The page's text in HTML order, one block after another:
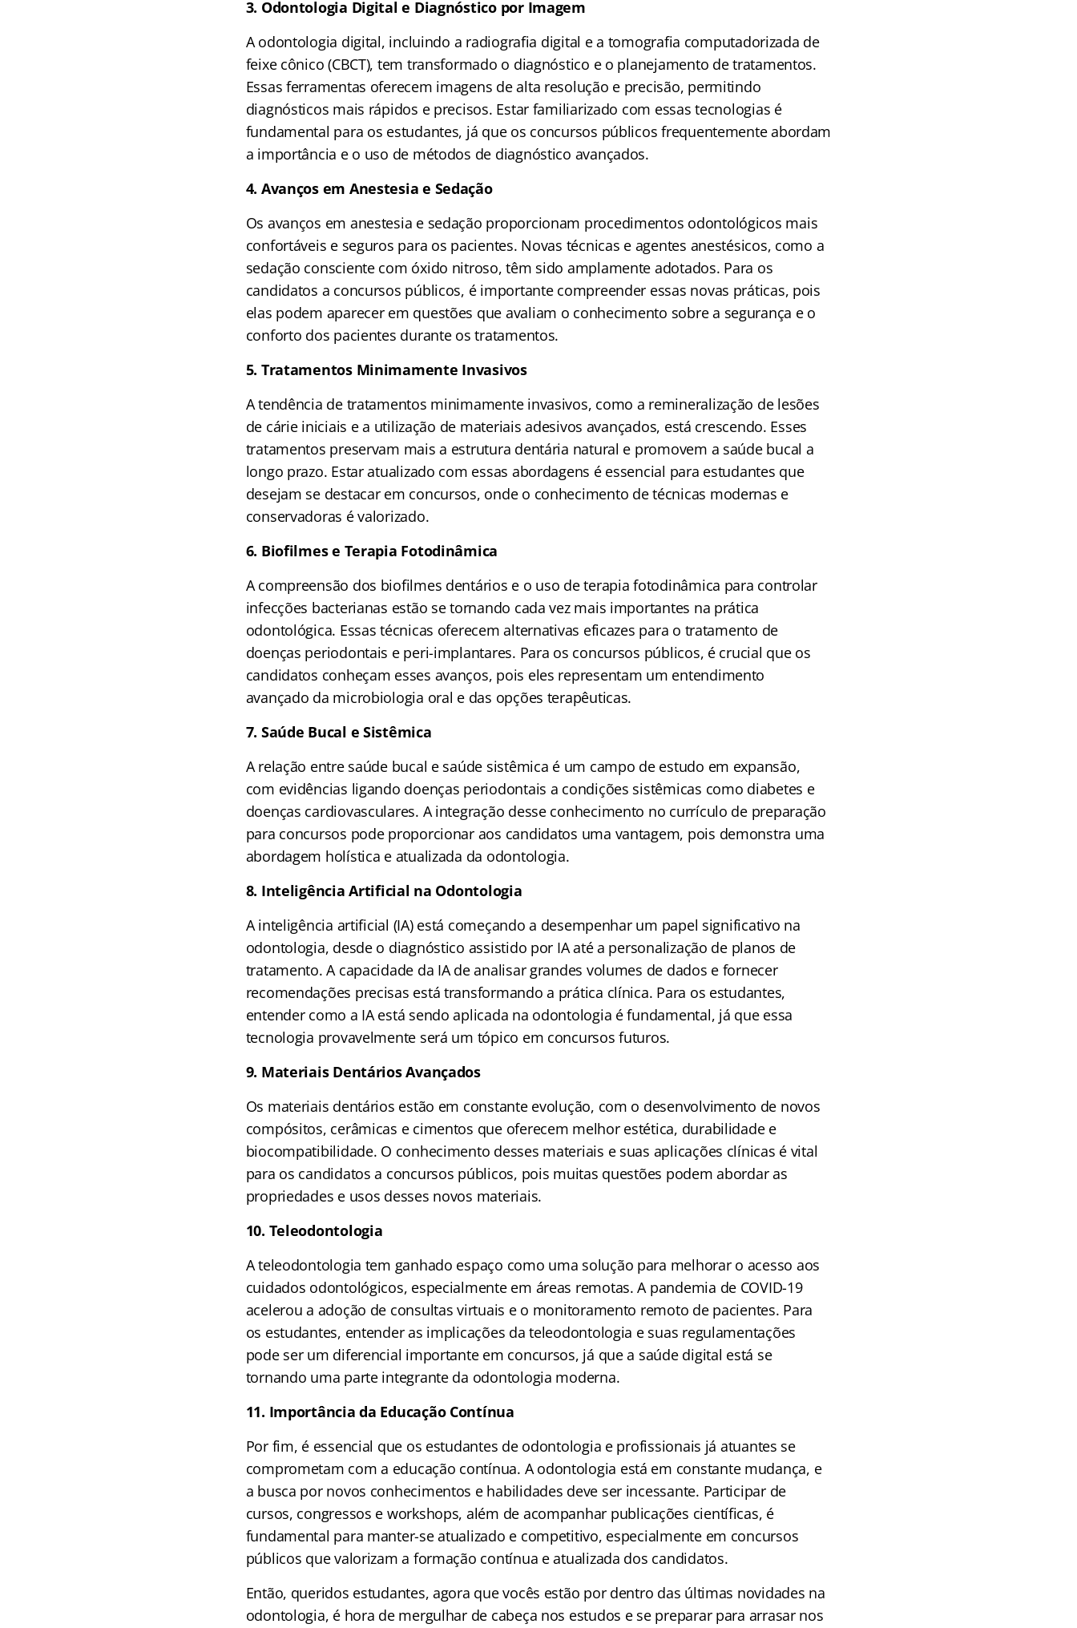
3. Odontologia Digital e Diagnóstico por Imagem
A odontologia digital, incluindo a radiografia digital e a tomografia computadorizada de
feixe cônico (CBCT), tem transformado o diagnóstico e o planejamento de tratamentos.
Essas ferramentas oferecem imagens de alta resolução e precisão, permitindo
diagnósticos mais rápidos e precisos. Estar familiarizado com essas tecnologias é
fundamental para os estudantes, já que os concursos públicos frequentemente abordam
a importância e o uso de métodos de diagnóstico avançados.
4. Avanços em Anestesia e Sedação
Os avanços em anestesia e sedação proporcionam procedimentos odontológicos mais
confortáveis e seguros para os pacientes. Novas técnicas e agentes anestésicos, como a
sedação consciente com óxido nitroso, têm sido amplamente adotados. Para os
candidatos a concursos públicos, é importante compreender essas novas práticas, pois
elas podem aparecer em questões que avaliam o conhecimento sobre a segurança e o
conforto dos pacientes durante os tratamentos.
5. Tratamentos Minimamente Invasivos
A tendência de tratamentos minimamente invasivos, como a remineralização de lesões
de cárie iniciais e a utilização de materiais adesivos avançados, está crescendo. Esses
tratamentos preservam mais a estrutura dentária natural e promovem a saúde bucal a
longo prazo. Estar atualizado com essas abordagens é essencial para estudantes que
desejam se destacar em concursos, onde o conhecimento de técnicas modernas e
conservadoras é valorizado.
6. Biofilmes e Terapia Fotodinâmica
A compreensão dos biofilmes dentários e o uso de terapia fotodinâmica para controlar
infecções bacterianas estão se tornando cada vez mais importantes na prática
odontológica. Essas técnicas oferecem alternativas eficazes para o tratamento de
doenças periodontais e peri-implantares. Para os concursos públicos, é crucial que os
candidatos conheçam esses avanços, pois eles representam um entendimento
avançado da microbiologia oral e das opções terapêuticas.
7. Saúde Bucal e Sistêmica
A relação entre saúde bucal e saúde sistêmica é um campo de estudo em expansão,
com evidências ligando doenças periodontais a condições sistêmicas como diabetes e
doenças cardiovasculares. A integração desse conhecimento no currículo de preparação
para concursos pode proporcionar aos candidatos uma vantagem, pois demonstra uma
abordagem holística e atualizada da odontologia.
8. Inteligência Artificial na Odontologia
A inteligência artificial (IA) está começando a desempenhar um papel significativo na
odontologia, desde o diagnóstico assistido por IA até a personalização de planos de
tratamento. A capacidade da IA de analisar grandes volumes de dados e fornecer
recomendações precisas está transformando a prática clínica. Para os estudantes,
entender como a IA está sendo aplicada na odontologia é fundamental, já que essa
tecnologia provavelmente será um tópico em concursos futuros.
9. Materiais Dentários Avançados
Os materiais dentários estão em constante evolução, com o desenvolvimento de novos
compósitos, cerâmicas e cimentos que oferecem melhor estética, durabilidade e
biocompatibilidade. O conhecimento desses materiais e suas aplicações clínicas é vital
para os candidatos a concursos públicos, pois muitas questões podem abordar as
propriedades e usos desses novos materiais.
10. Teleodontologia
A teleodontologia tem ganhado espaço como uma solução para melhorar o acesso aos
cuidados odontológicos, especialmente em áreas remotas. A pandemia de COVID-19
acelerou a adoção de consultas virtuais e o monitoramento remoto de pacientes. Para
os estudantes, entender as implicações da teleodontologia e suas regulamentações
pode ser um diferencial importante em concursos, já que a saúde digital está se
tornando uma parte integrante da odontologia moderna.
11. Importância da Educação Contínua
Por fim, é essencial que os estudantes de odontologia e profissionais já atuantes se
comprometam com a educação contínua. A odontologia está em constante mudança, e
a busca por novos conhecimentos e habilidades deve ser incessante. Participar de
cursos, congressos e workshops, além de acompanhar publicações científicas, é
fundamental para manter-se atualizado e competitivo, especialmente em concursos
públicos que valorizam a formação contínua e atualizada dos candidatos.
Então, queridos estudantes, agora que vocês estão por dentro das últimas novidades na
odontologia, é hora de mergulhar de cabeça nos estudos e se preparar para arrasar nos